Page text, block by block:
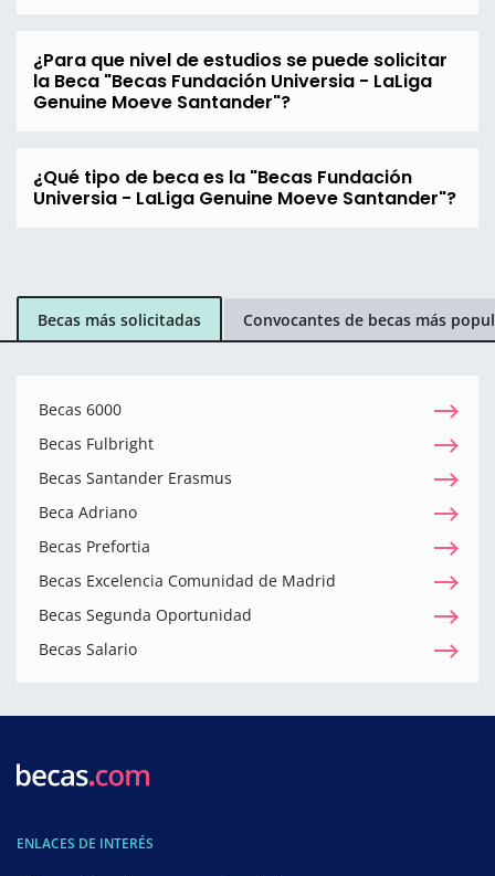
¿Para que nivel de estudios se puede solicitar
la Beca "Becas Fundación Universia - LaLiga
Genuine Moeve Santander"?
¿Qué tipo de beca es la "Becas Fundación
Universia - LaLiga Genuine Moeve Santander"?
Becas más solicitadas Convocantes de becas más
Becas 6000
Becas Fulbright
Becas Santander Erasmus
Beca Adriano
Becas Prefortia
Becas Excelencia Comunidad de Madrid
Becas Segunda Oportunidad
Becas Salario
ENLACES DE INTERÉS